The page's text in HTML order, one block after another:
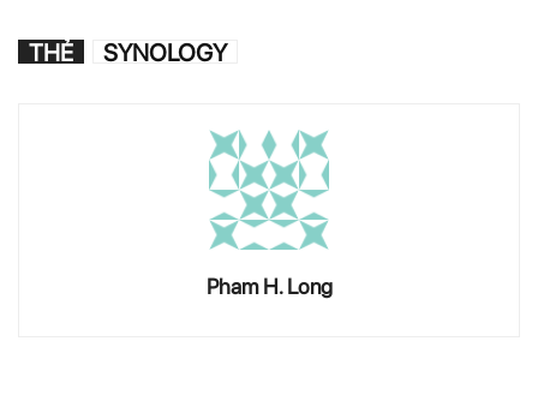
THẺ SYNOLOGY
Pham H. Long